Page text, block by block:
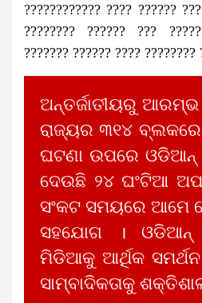
???????????? ???? ??????
???????? ?????? ???
??????? ?????? ???? ????????
ଅନ୍ତର୍ଜାତୀୟରୁ ଆରମ୍ଭ
ରାଜ୍ୟର ୩୧୪
ଘଟଣା ଉପରେ
ଦେଉଛି ୨୪ ଘଂଟିଆ
ସଂକଟ ସମୟରେ
ସହଯୋଗ । ଓଡିଆନ୍
ମିଡିଆକୁ ଆର୍ଥିକ
ସାମ୍ବାଦିକତାକୁ